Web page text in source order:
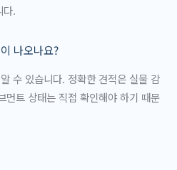
다.
나오나요?
수 있습니다. 정확한 견적은 실물 감
먼트 상태는 직접 확인해야 하기 때문